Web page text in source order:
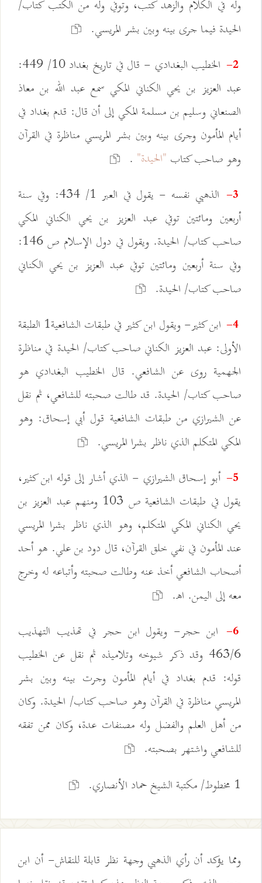
وله في الكلام والزهد كتب، وتوفي وله من الكتب كتاب/
الحيدة فيما جرى بينه وبين بشر المريسي.
2-
الخطيب البغدادي - قال في تاريخ بغداد 10/ 449:
عبد العزيز بن يحي الكناني المكي سمع عبد الله بن معاذ
الصنعاني وسليم بن مسلمة المكي إلى أن قال: قدم بغداد في
أيام المأمون وجرى بينه وبين بشر المريسي مناظرة في القرآن
وهو صاحب كتاب "الحيدة" .
3-
الذهبي نفسه - يقول في العبر 1/ 434: وفي سنة
أربعين ومائتين توفي عبد العزيز بن يحي الكناني المكي
صاحب كتاب/ الحيدة. ويقول في دول الإسلام ص 146:
وفي سنة أربعين ومائتين توفي عبد العزيز بن يحي الكناني
صاحب كتاب/ الحيدة.
4-
ابن كثير- ويقول ابن كثير في طبقات الشافعية1 الطبقة
الأولى: عبد العزيز الكناني صاحب كتاب/ الحيدة في مناظرة
الجهمية روى عن الشافعي. قال الخطيب البغدادي هو
صاحب كتاب/ الحيدة. قد طالت صحبته للشافعي، ثم نقل
عن الشيرازي من طبقات الشافعية قول أبي إسحاق: وهو
المكي المتكلم الذي ناظر بشرا المريسي.
5-
أبو إسحاق الشيرازي - الذي أشار إلى قوله ابن كثير،
يقول في طبقات الشافعية ص 103 ومنهم عبد العزيز بن
يحي الكناني المكي المتكلم، وهو الذي ناظر بشرا المريسي
عند المأمون في نفي خلق القرآن، قال دود بن علي. هو أحد
أصحاب الشافعي أخذ عنه وطالت صحبته وأتباعه له وخرج
معه إلى اليمن. اهـ.
6-
ابن حجر- ويقول ابن حجر في تهذيب التهذيب
463/6 وقد ذكر شيوخه وتلاميذه ثم نقل عن الخطيب
قوله: قدم بغداد في أيام المأمون وجرت بينه وبين بشر
المريسي مناظرة في القرآن وهو صاحب كتاب/ الحيدة. وكان
من أهل العلم والفضل وله مصنفات عدة، وكان ممن تفقه
للشافعي واشتهر بصحبته.
1 مخطوط/ مكتبة الشيخ حماد الأنصاري.
ومما يؤكد أن رأي الذهبي وجهة نظر قابلة للنقاش- أن ابن